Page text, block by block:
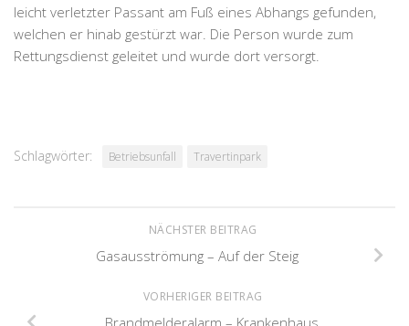
leicht verletzter Passant am Fuß eines Abhangs gefunden,
welchen er hinab gestürzt war. Die Person wurde zum
Rettungsdienst geleitet und wurde dort versorgt.
Schlagwörter: Betriebsunfall Travertinpark
NÄCHSTER BEITRAG
Gasausströmung – Auf der Steig
VORHERIGER BEITRAG